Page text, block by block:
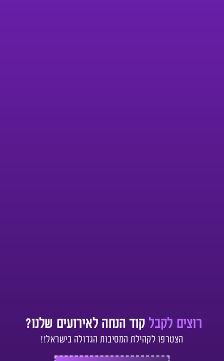
רוצים לקבל קוד הנחה לאירועים שלנו?
הצטרפו לקהילת המסיבות הגדולה בישראל!!